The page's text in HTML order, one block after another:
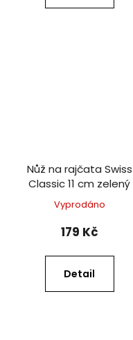
Nůž na rajčata Swiss
Classic 11 cm zelený
Vyprodáno
179 Kč
Detail